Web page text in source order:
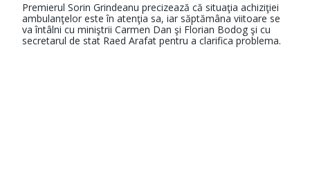
Premierul Sorin Grindeanu precizează că situaţia achiziţiei
ambulanţelor este în atenţia sa, iar săptămâna viitoare se
va întâlni cu miniştrii Carmen Dan şi Florian Bodog şi cu
secretarul de stat Raed Arafat pentru a clarifica problema.